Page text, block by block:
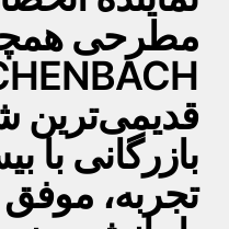
بازرگانی با
تجربه،